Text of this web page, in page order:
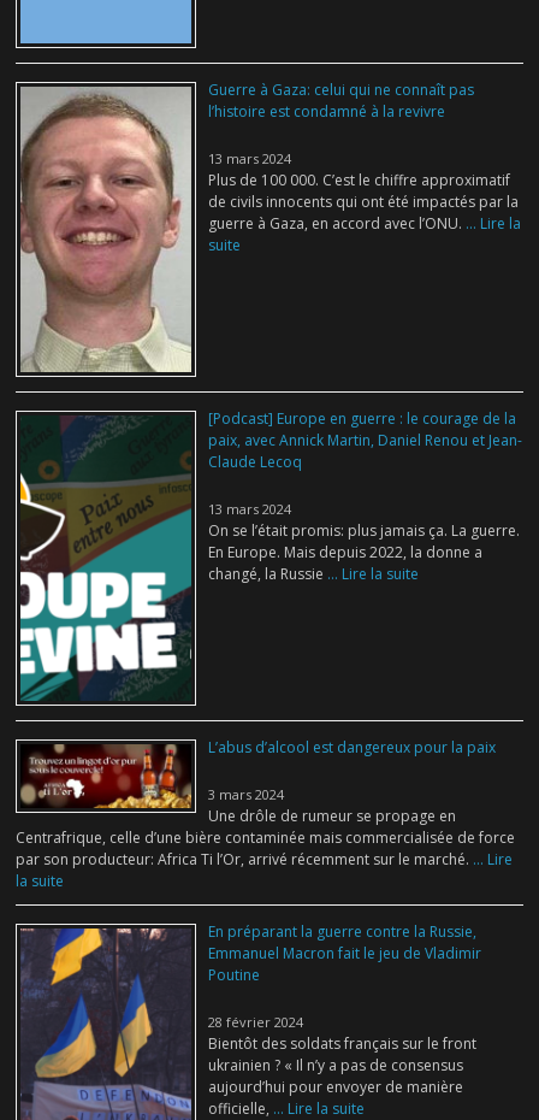
Guerre à Gaza: celui qui ne connaît pas
l’histoire est condamné à la revivre
13 mars 2024
Plus de 100 000. C’est le chiffre approximatif
de civils innocents qui ont été impactés par la
guerre à Gaza, en accord avec l’ONU. ... Lire la
suite
[Podcast] Europe en guerre : le courage de la
paix, avec Annick Martin, Daniel Renou et Jean-
Claude Lecoq
13 mars 2024
On se l’était promis: plus jamais ça. La guerre.
En Europe. Mais depuis 2022, la donne a
changé, la Russie ... Lire la suite
L’abus d’alcool est dangereux pour la paix
3 mars 2024
Une drôle de rumeur se propage en
Centrafrique, celle d’une bière contaminée mais commercialisée de force
par son producteur: Africa Ti l’Or, arrivé récemment sur le marché. ... Lire
la suite
En préparant la guerre contre la Russie,
Emmanuel Macron fait le jeu de Vladimir
Poutine
28 février 2024
Bientôt des soldats français sur le front
ukrainien ? « Il n’y a pas de consensus
aujourd’hui pour envoyer de manière
officielle, ... Lire la suite